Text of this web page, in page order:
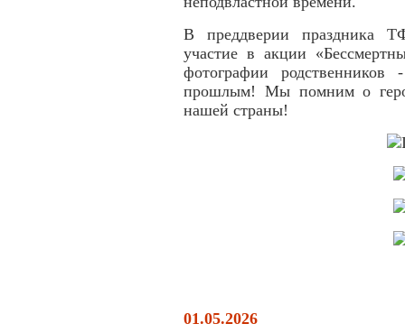
В преддверии праздника
участие в акции
фотографии
прошлым! Мы помним о
нашей страны!
01.05.2026